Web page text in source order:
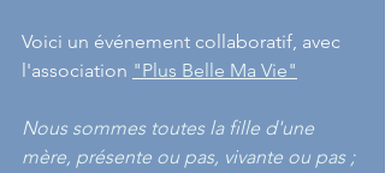
Voici un événement collaboratif, avec
l'association "Plus Belle Ma Vie"
Nous sommes toutes la fille d'une
mère, présente ou pas, vivante ou pas ;